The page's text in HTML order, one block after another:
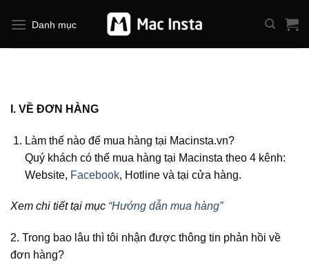
qua
Danh mục
I. VỀ ĐƠN HÀNG
Làm thế nào để mua hàng tại Macinsta.vn?
Quý khách có thể mua hàng tại Macinsta theo 4 kênh:
Website, Facebook, Hotline và tại cửa hàng.
Xem chi tiết tại mục “Hướng dẫn mua hàng”
2. Trong bao lâu thì tôi nhận được thông tin phản hồi về
đơn hàng?